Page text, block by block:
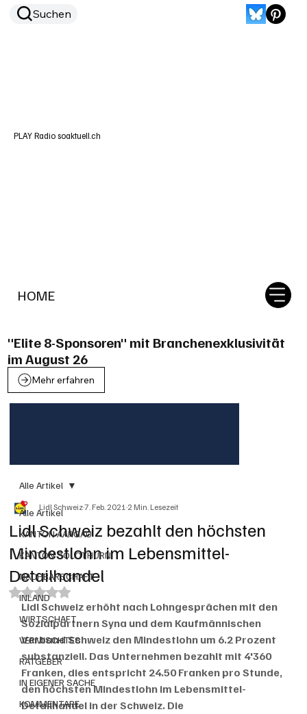
HOME
Suchen
PLAY Radio soaktuell.ch
"Elite 8-Sponsoren" mit Branchenexklusivität
im August 26
Mehr erfahren
Alle Artikel
KANTON AARGAU
KANTON SOLOTHURN
NACHBARSCHAFT
INLAND
WIRTSCHAFT
VERMISCHTES
RATGEBER
IN EIGENER SACHE
KOMMENTARE
Alle Artikel
Lidl Schweiz bezahlt den höchsten
Mindestlohn im Lebensmittel-
Detailhandel
Lidl Schweiz7. Feb. 20212 Min. Lesezeit
Mit NaN von 5 Sternen bewertet.
Lidl Schweiz erhöht nach Lohngesprächen mit den
Sozialpartnern Syna und dem Kaufmännischen
Verband Schweiz den Mindestlohn um 6.2 Prozent
substanziell. Das Unternehmen bezahlt mit 4'360
Franken, dies entspricht 24.50 Franken pro Stunde,
den höchsten Mindestlohn im Lebensmittel-
Detailhandel in der Schweiz. Die